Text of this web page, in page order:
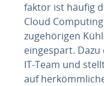
fak­tor ist häufig
Cloud
zu­ge­hö­ri­gen
ein­ge­spart.
IT-Team und
auf